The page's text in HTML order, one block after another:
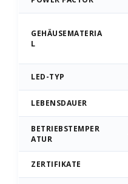
GEHÄUSEMATERIA
L
LED-TYP
LEBENSDAUER
BETRIEBSTEMPER
ATUR
ZERTIFIKATE